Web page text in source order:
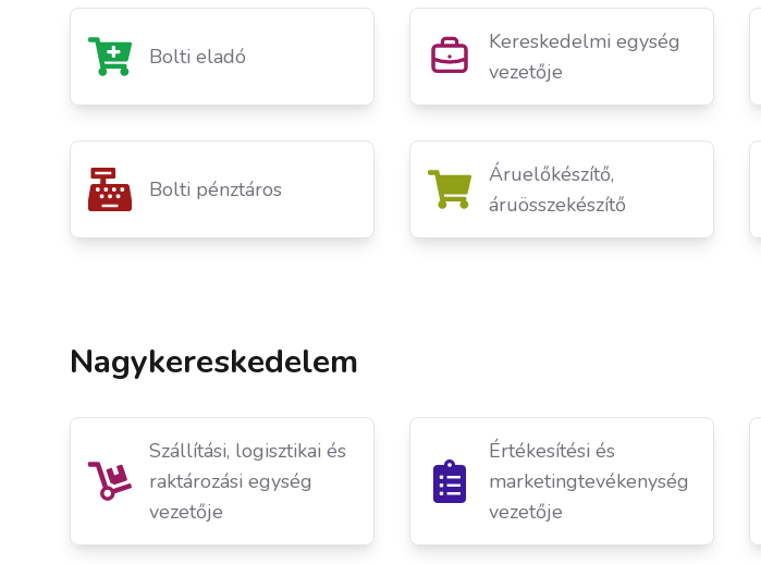
Bolti eladó
Kereskedelmi egység
vezetője
Bolti pénztáros
Áruelőkészítő,
áruösszekészítő
Nagykereskedelem
Szállítási, logisztikai és
raktározási egység
vezetője
Értékesítési és
marketingtevékenység
vezetője